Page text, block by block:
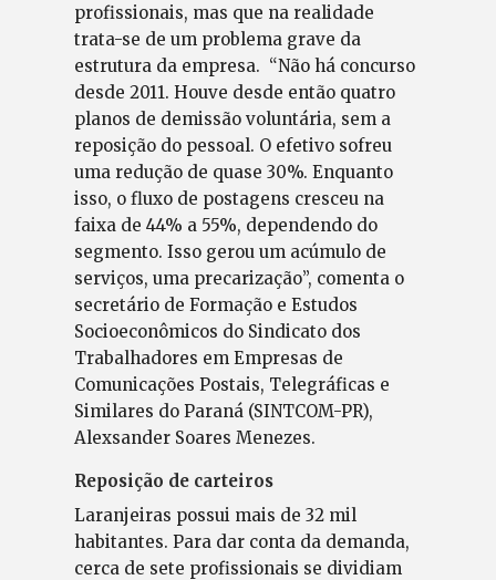
profissionais, mas que na realidade
trata-se de um problema grave da
estrutura da empresa. “Não há concurso
desde 2011. Houve desde então quatro
planos de demissão voluntária, sem a
reposição do pessoal. O efetivo sofreu
uma redução de quase 30%. Enquanto
isso, o fluxo de postagens cresceu na
faixa de 44% a 55%, dependendo do
segmento. Isso gerou um acúmulo de
serviços, uma precarização”, comenta o
secretário de Formação e Estudos
Socioeconômicos do Sindicato dos
Trabalhadores em Empresas de
Comunicações Postais, Telegráficas e
Similares do Paraná (SINTCOM-PR),
Alexsander Soares Menezes.
Reposição de carteiros
Laranjeiras possui mais de 32 mil
habitantes. Para dar conta da demanda,
cerca de sete profissionais se dividiam